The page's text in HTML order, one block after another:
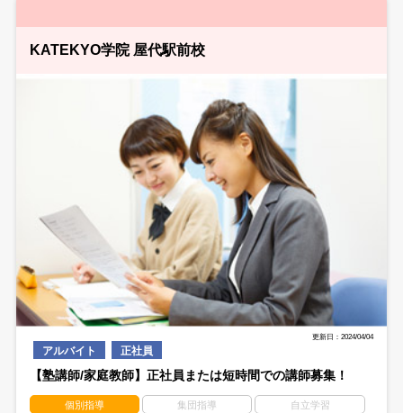
KATEKYO学院 屋代駅前校
更新日：2024/04/04
アルバイト 正社員
【塾講師/家庭教師】正社員または短時間での講師募集！
個別指導 集団指導 自立学習